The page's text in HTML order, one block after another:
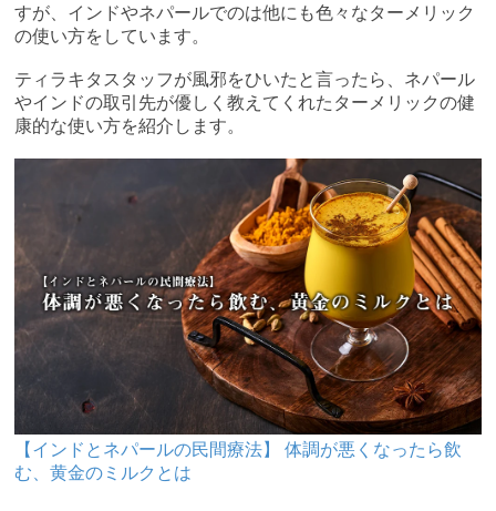
すが、インドやネパールでのは他にも色々なターメリック
の使い方をしています。
ティラキタスタッフが風邪をひいたと言ったら、ネパール
やインドの取引先が優しく教えてくれたターメリックの健
康的な使い方を紹介します。
【インドとネパールの民間療法】 体調が悪くなったら飲
む、黄金のミルクとは